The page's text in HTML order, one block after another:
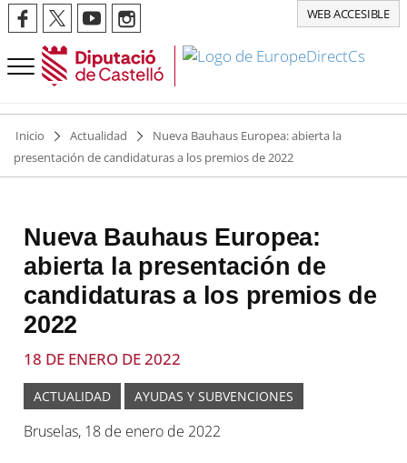
WEB ACCESIBLE
Inicio Actualidad
Nueva Bauhaus Europea: abierta la
presentación de candidaturas a los premios de 2022
Nueva Bauhaus Europea:
abierta la presentación de
candidaturas a los premios de
2022
18 DE ENERO DE 2022
ACTUALIDAD AYUDAS Y SUBVENCIONES
Bruselas, 18 de enero de 2022